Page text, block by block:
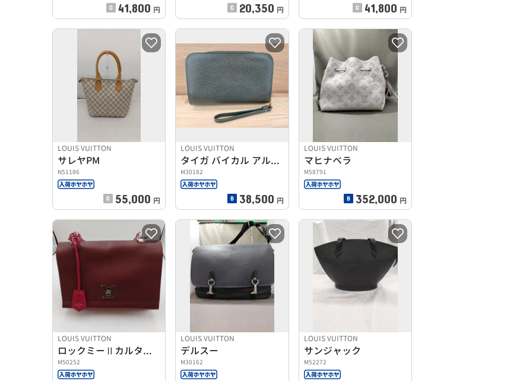
41,800 円 20,350 円 41,800 円
LOUIS VUITTON
サレヤPM
N51186
55,000 円
LOUIS VUITTON
タイガ バイカル アルドワーズ
M30182
38,500 円
LOUIS VUITTON
マヒナベラ
M58791
352,000 円
LOUIS VUITTON
ロックミーⅡカルターブル
M50252
LOUIS VUITTON
デルスー
M30162
LOUIS VUITTON
サンジャック
M52272